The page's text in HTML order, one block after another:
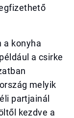
a konyha
a csirke
melyik
partjainál
kezdve a